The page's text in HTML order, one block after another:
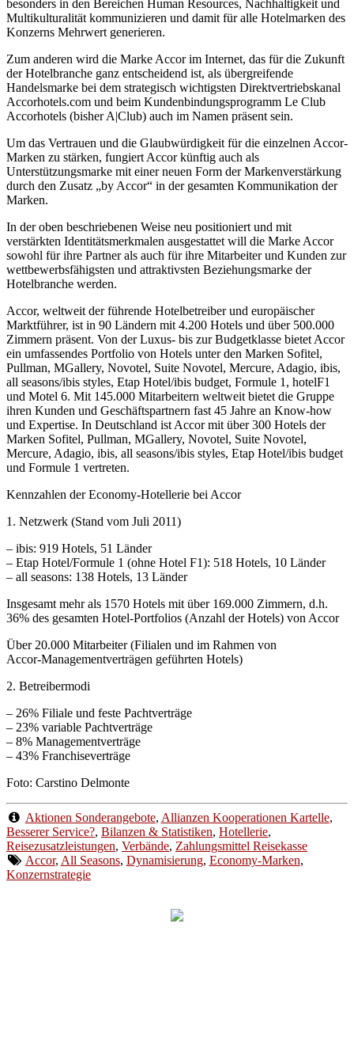
besonders in den Bereichen Human Resources, Nachhaltigkeit und
Multikulturalität kommunizieren und damit für alle Hotelmarken des
Konzerns Mehrwert generieren.
Zum anderen wird die Marke Accor im Internet, das für die Zukunft
der Hotelbranche ganz entscheidend ist, als übergreifende
Handelsmarke bei dem strategisch wichtigsten Direktvertriebskanal
Accorhotels.com und beim Kundenbindungsprogramm Le Club
Accorhotels (bisher A|Club) auch im Namen präsent sein.
Um das Vertrauen und die Glaubwürdigkeit für die einzelnen Accor-
Marken zu stärken, fungiert Accor künftig auch als
Unterstützungsmarke mit einer neuen Form der Markenverstärkung
durch den Zusatz „by Accor“ in der gesamten Kommunikation der
Marken.
In der oben beschriebenen Weise neu positioniert und mit
verstärkten Identitätsmerkmalen ausgestattet will die Marke Accor
sowohl für ihre Partner als auch für ihre Mitarbeiter und Kunden zur
wettbewerbsfähigsten und attraktivsten Beziehungsmarke der
Hotelbranche werden.
Accor, weltweit der führende Hotelbetreiber und europäischer
Marktführer, ist in 90 Ländern mit 4.200 Hotels und über 500.000
Zimmern präsent. Von der Luxus- bis zur Budgetklasse bietet Accor
ein umfassendes Portfolio von Hotels unter den Marken Sofitel,
Pullman, MGallery, Novotel, Suite Novotel, Mercure, Adagio, ibis,
all seasons/ibis styles, Etap Hotel/ibis budget, Formule 1, hotelF1
und Motel 6. Mit 145.000 Mitarbeitern weltweit bietet die Gruppe
ihren Kunden und Geschäftspartnern fast 45 Jahre an Know-how
und Expertise. In Deutschland ist Accor mit über 300 Hotels der
Marken Sofitel, Pullman, MGallery, Novotel, Suite Novotel,
Mercure, Adagio, ibis, all seasons/ibis styles, Etap Hotel/ibis budget
und Formule 1 vertreten.
Kennzahlen der Economy-Hotellerie bei Accor
1. Netzwerk (Stand vom Juli 2011)
– ibis: 919 Hotels, 51 Länder
– Etap Hotel/Formule 1 (ohne Hotel F1): 518 Hotels, 10 Länder
– all seasons: 138 Hotels, 13 Länder
Insgesamt mehr als 1570 Hotels mit über 169.000 Zimmern, d.h.
36% des gesamten Hotel-Portfolios (Anzahl der Hotels) von Accor
Über 20.000 Mitarbeiter (Filialen und im Rahmen von
Accor-Managementverträgen geführten Hotels)
2. Betreibermodi
– 26% Filiale und feste Pachtverträge
– 23% variable Pachtverträge
– 8% Managementverträge
– 43% Franchiseverträge
Foto: Carstino Delmonte
Aktionen Sonderangebote, Allianzen Kooperationen Kartelle,
Besserer Service?, Bilanzen & Statistiken, Hotellerie,
Reisezusatzleistungen, Verbände, Zahlungsmittel Reisekasse
Accor, All Seasons, Dynamisierung, Economy-Marken,
Konzernstrategie